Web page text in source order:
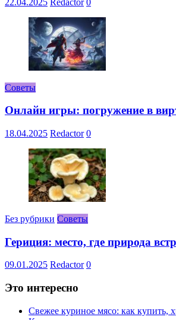
Советы
Онлайн игры: погружение в
18.04.2025 Redactor 0
Без рубрики Советы
Гериция: место, где природа
09.01.2025 Redactor 0
Это интересно
Свежее куриное мясо: как купить,